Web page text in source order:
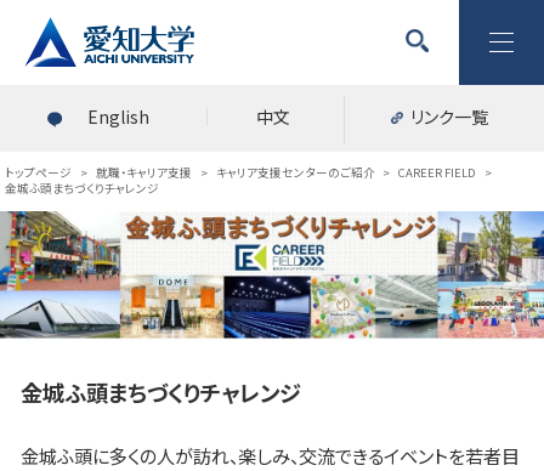
English 中文 リンク一覧
トップページ > 就職・キャリア支援 > キャリア支援センターのご紹介 > CAREER FIELD
>
金城ふ頭まちづくりチャレンジ
金城ふ頭まちづくりチャレンジ
金城ふ頭に多くの人が訪れ、楽しみ、交流できるイベントを若者目